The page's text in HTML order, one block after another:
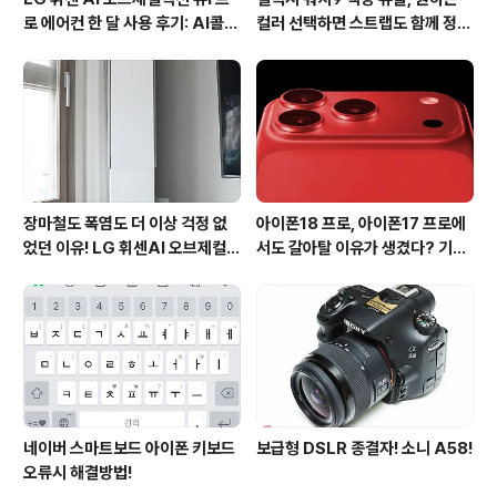
로 에어컨 한 달 사용 후기: AI콜드
컬러 선택하면 스트랩도 함께 정해
장마철도 폭염도 더 이상 걱정 없
었던 이유! LG 휘센AI 오브제컬렉
사용 후기
아이폰18 프로, 아이폰17 프로에
서도 갈아탈 이유가 생겼다? 기대
네이버 스마트보드 아이폰 키보드
오류시 해결방법!
보급형 DSLR 종결자! 소니 A58!